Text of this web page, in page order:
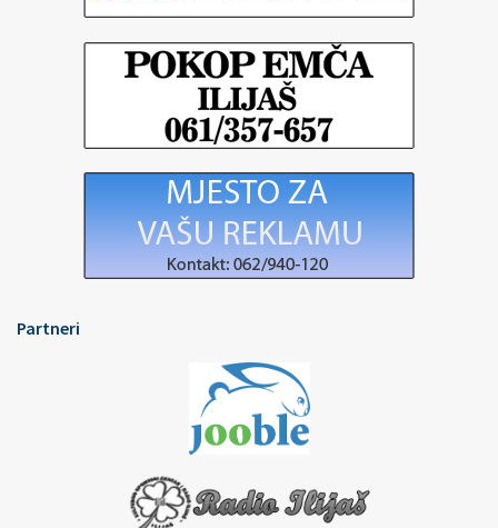
Partneri